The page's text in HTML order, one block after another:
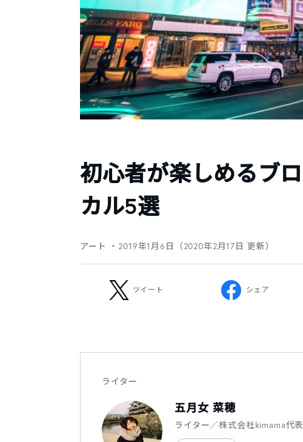
初心者が楽しめるブ
カル5選
アート ・2019年1月6日（2020年2月17日 更新）
ツイート シェア
ライター
五月女 菜穂
ライター／株式会社kimama代